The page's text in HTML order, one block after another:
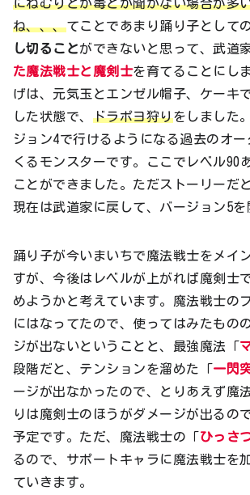
にねむりとか毒とか聞かない場合が多
ね、、、てことであまり踊り子として
し切ることができないと思って、武道
た魔法戦士と魔剣士を育てることにし
げは、元気玉とエンゼル帽子、ケーキ
した状態で、 ドラポヨ狩りをしました
ジョン4で行けるようになる過去のオ
くるモンスターです。ここでレベル90
ことができました。ただストーリーだ
現在は武道家に戻して、バージョン5を
踊り子が今いまいちで魔法戦士をメイ
すが、今後はレベルが上がれば魔剣士
めようかと考えています。魔法戦士の
にはなってたので、使ってはみたもの
ジが出ないということと、最強魔法「
段階だと、テンションを溜めた「一閃
ージが出なかったので、とりあえず魔
りは魔剣士のほうがダメージが出るの
予定です。ただ、魔法戦士の「ひっさ
るので、サポートキャラに魔法戦士を
ていきます。